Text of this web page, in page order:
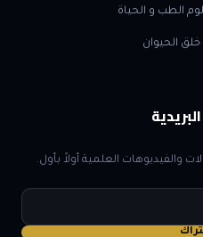
الطب و الحياة
خلق الحيوان
والفيديوهات العلمية أولاً بأول.